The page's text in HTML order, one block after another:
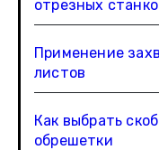
отрезных
Применение
листов
Как выбрать
обрешетки